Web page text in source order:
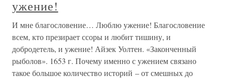
ужение!
И мне благословение… Люблю ужение! Благословение
всем, кто презирает ссоры и любит тишину, и
добродетель, и ужение! Айзек Уолтен. «Законченный
рыболов». 1653 г. Почему именно с ужением связано
такое большое количество историй – от смешных до